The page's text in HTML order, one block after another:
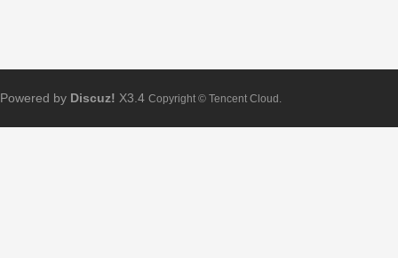
Powered by Discuz! X3.4 Copyright © Tencent Cloud.